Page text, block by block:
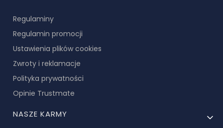
Regulaminy
Regulamin promocji
Ustawienia plików cookies
Zwroty i reklamacje
Polityka prywatności
Opinie Trustmate
NASZE KARMY